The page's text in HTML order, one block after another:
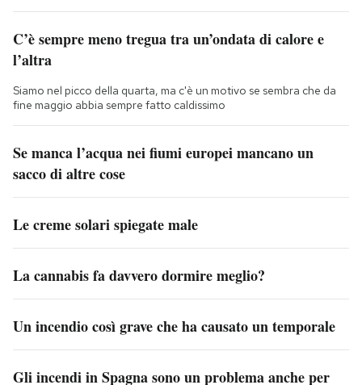
C’è sempre meno tregua tra un’ondata di calore e
l’altra
Siamo nel picco della quarta, ma c'è un motivo se sembra che da
fine maggio abbia sempre fatto caldissimo
Se manca l’acqua nei fiumi europei mancano un
sacco di altre cose
Le creme solari spiegate male
La cannabis fa davvero dormire meglio?
Un incendio così grave che ha causato un temporale
Gli incendi in Spagna sono un problema anche per